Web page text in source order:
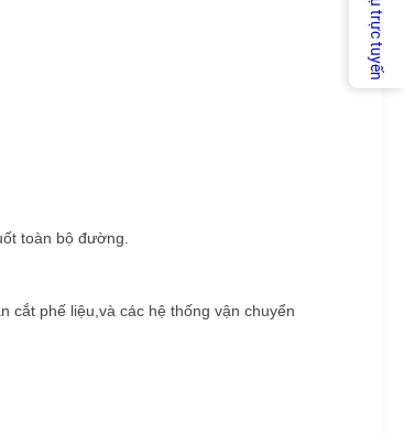
toàn bộ đường.
cắt phế liệu,và các hệ thống vận chuyển